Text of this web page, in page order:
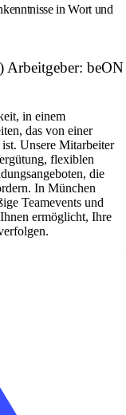
in Wort und
Arbeitgeber: beON
in einem
das von einer
Unsere Mitarbeiter
flexiblen
die
In München
Teamevents und
ermöglicht, Ihre